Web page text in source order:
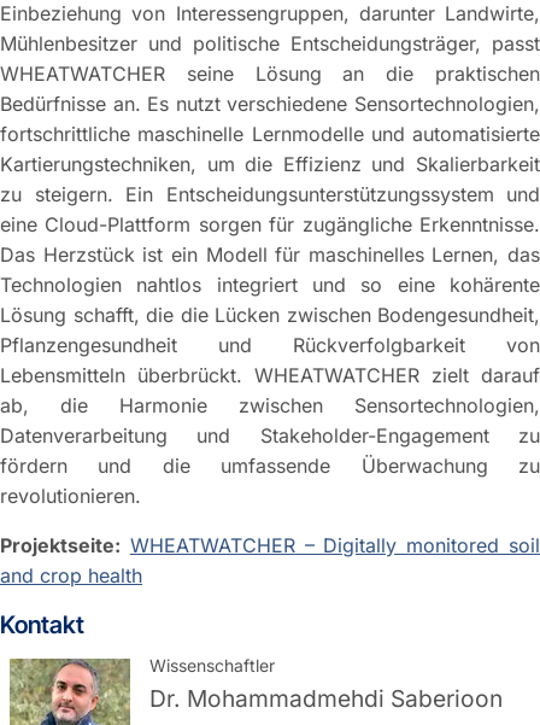
Einbeziehung von Interessengruppen, darunter Landwirte,
Mühlenbesitzer und politische Entscheidungsträger, passt
WHEATWATCHER seine Lösung an die praktischen
Bedürfnisse an. Es nutzt verschiedene Sensortechnologien,
fortschrittliche maschinelle Lernmodelle und automatisierte
Kartierungstechniken, um die Effizienz und Skalierbarkeit
zu steigern. Ein Entscheidungsunterstützungssystem und
eine Cloud-Plattform sorgen für zugängliche Erkenntnisse.
Das Herzstück ist ein Modell für maschinelles Lernen, das
Technologien nahtlos integriert und so eine kohärente
Lösung schafft, die die Lücken zwischen Bodengesundheit,
Pflanzengesundheit und Rückverfolgbarkeit von
Lebensmitteln überbrückt. WHEATWATCHER zielt darauf
ab, die Harmonie zwischen Sensortechnologien,
Datenverarbeitung und Stakeholder-Engagement zu
fördern und die umfassende Überwachung zu
revolutionieren.
Projektseite: WHEATWATCHER – Digitally monitored soil
and crop health
Kontakt
Wissenschaftler
Dr. Mohammadmehdi Saberioon